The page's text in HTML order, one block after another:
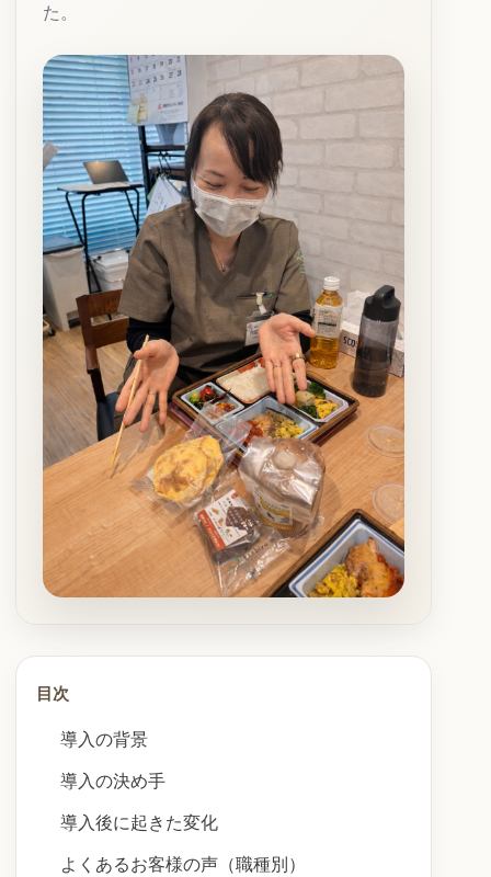
た。
目次
導入の背景
導入の決め手
導入後に起きた変化
よくあるお客様の声（職種別）